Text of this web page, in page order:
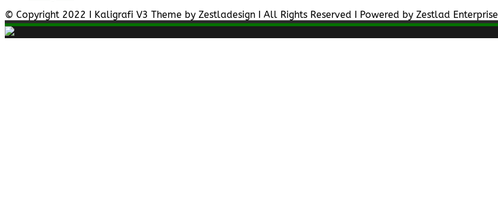
© Copyright 2022 I Kaligrafi V3 Theme by Zestladesign I All Rights Reserved I Powered by Zestlad Enterprise